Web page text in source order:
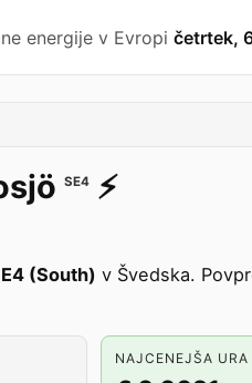
energije v Evropi četrtek,
SE4 ⚡️
(South) v Švedska.
NAJCENEJŠA